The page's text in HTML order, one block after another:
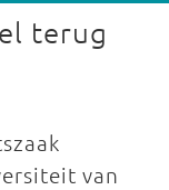
terug
van